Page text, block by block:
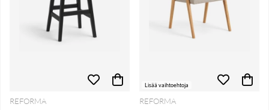
REFORMA
Lisää vaihtoehtoja
REFORMA